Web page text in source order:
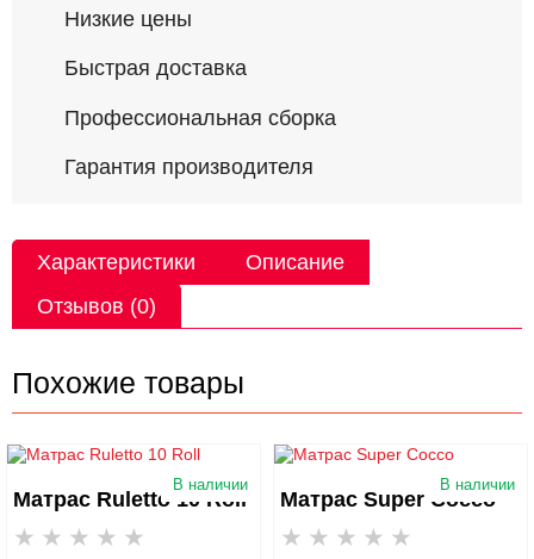
Низкие цены
Быстрая доставка
Профессиональная сборка
Гарантия производителя
Характеристики
Описание
Отзывов (0)
Похожие товары
В наличии
Матрас Ruletto 10 Roll
В наличии
Матрас Super Cocco